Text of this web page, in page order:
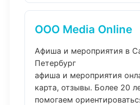
ООО Media Online
Афиша и мероприятия в
Петербург
афиша и мероприятия
карта, отзывы. Более 20
помогаем